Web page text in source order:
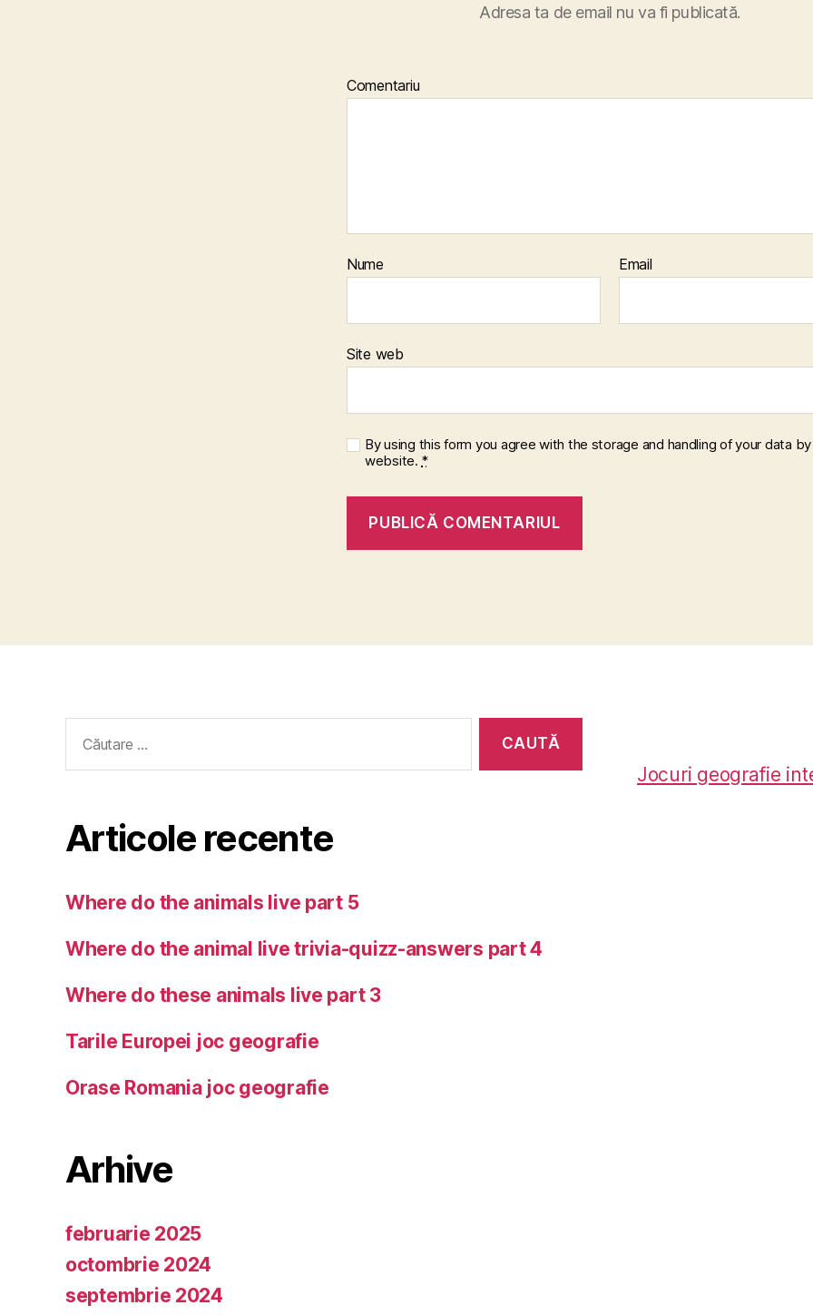
Adresa ta de email nu va fi publicată.
Comentariu
Nume Email
Site web
By using this form you agree with the storage and handling of your data
website. *
după:
Articole recente
Where do the animals live part 5
Where do the animal live trivia-quizz-answers part 4
Where do these animals live part 3
Tarile Europei joc geografie
Orase Romania joc geografie
Arhive
februarie 2025
octombrie 2024
septembrie 2024
Jocuri geografie